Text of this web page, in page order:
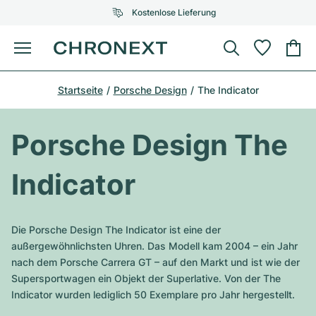
Kostenlose Lieferung
Menü
Uhr kaufen
AUSGEWÄHLTE MARKEN
Top-Modelle
Air-King
Omega
Alle Omega Modelle
Top-Modelle
Patek Philippe
Alle Patek Philippe Modelle
Cartier
Breitling
Uhr verkaufen
AUSGEWÄHLTE MARKEN
Tiffany
Louis Vuitton
Van Cleef & Arpels
Bvlgari
Neuzugänge
Service
Startseite Porsche Design The Indicator
Porsche Design The
Indicator
Die Porsche Design The Indicator ist eine der
außergewöhnlichsten Uhren. Das Modell kam 2004 – ein Jahr
nach dem Porsche Carrera GT – auf den Markt und ist wie der
Supersportwagen ein Objekt der Superlative. Von der The
Indicator wurden lediglich 50 Exemplare pro Jahr hergestellt.